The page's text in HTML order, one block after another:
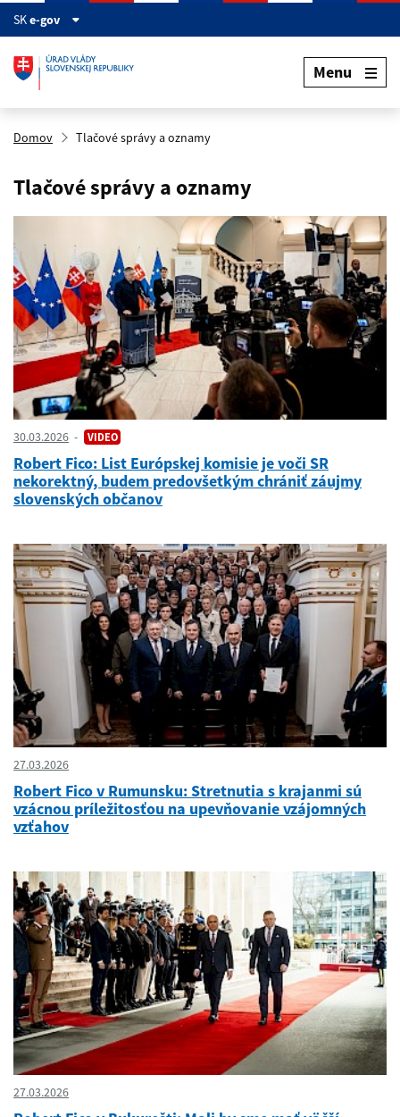
Preskočiť na hlavný obsah
SKe-gov
Menu
Domov Tlačové správy a oznamy
Tlačové správy a oznamy
30.03.2026 VIDEO
Robert Fico: List Európskej komisie je voči SR
nekorektný, budem predovšetkým chrániť záujmy
slovenských občanov
27.03.2026
Robert Fico v Rumunsku: Stretnutia s krajanmi sú
vzácnou príležitosťou na upevňovanie vzájomných
vzťahov
27.03.2026